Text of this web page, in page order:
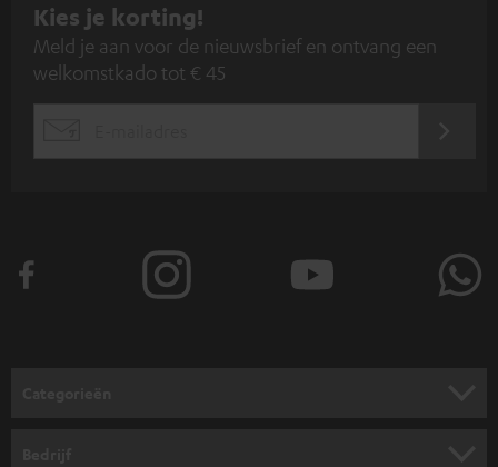
A
a
n
n
Kies je korting!
Meld je aan voor de nieuwsbrief en ontvang een
welkomstkado tot € 45